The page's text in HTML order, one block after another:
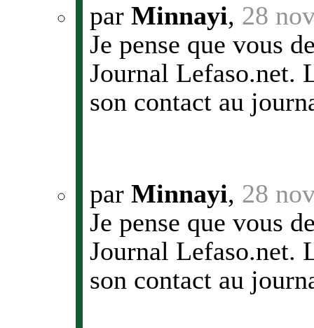
par Minnayi, 28
Je pense que vous
Journal Lefaso.net.
son contact au
par Minnayi, 28
Je pense que vous
Journal Lefaso.net.
son contact au